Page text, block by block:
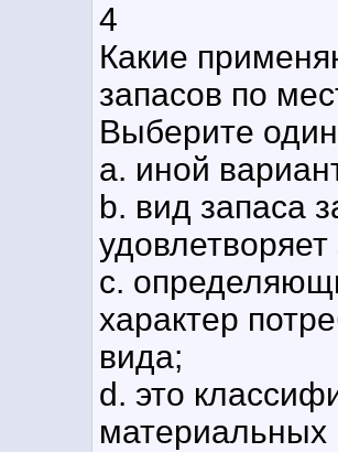
4
Какие
запасов по
Выберите
a. иной
b. вид запаса
удовлетворяет
c.
характер
вида;
d. это
материальных